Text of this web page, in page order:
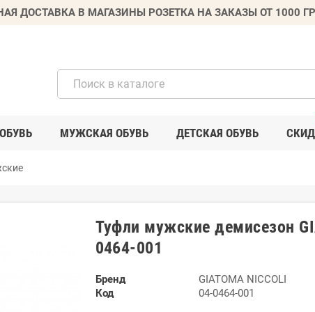
ДОСТАВКА В МАГАЗИНЫ РОЗЕТКА НА ЗАКАЗЫ ОТ 1000
МУЖСКАЯ ОБУВЬ ДЕТСКАЯ ОБУВЬ
Туфли мужские демисезон
0464-001
Бренд
GIATOMA NICCOLI
Код
04-0464-001